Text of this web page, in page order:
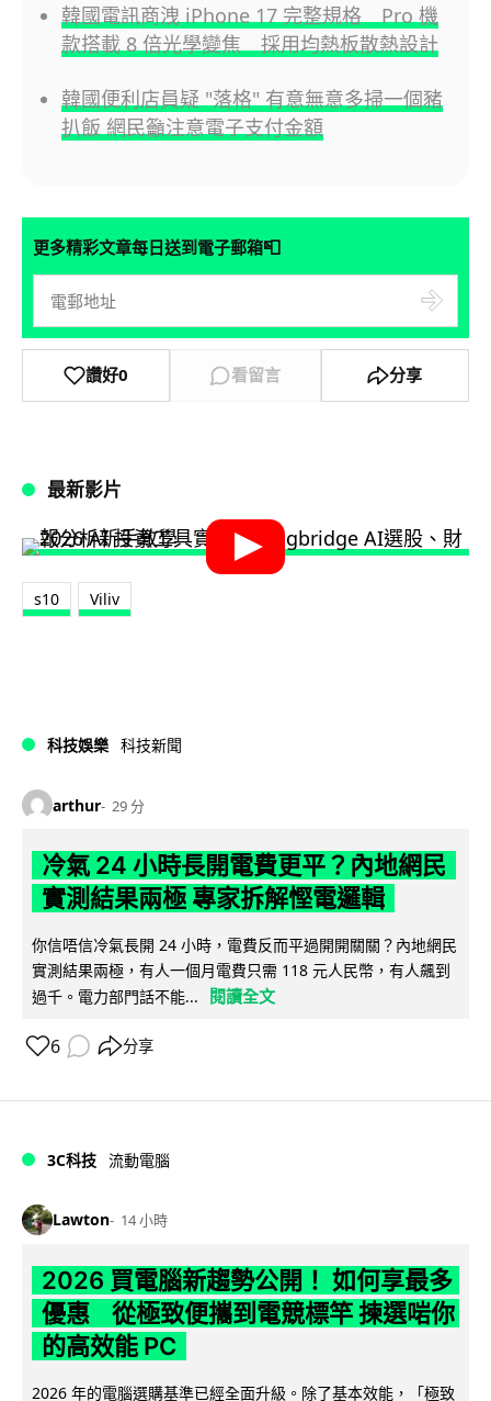
韓國電訊商洩 iPhone 17 完整規格 Pro 機
款搭載 8 倍光學變焦 採用均熱板散熱設計
韓國便利店員疑 "落格" 有意無意多掃一個豬
扒飯 網民籲注意電子支付金額
更多精彩文章每日送到電子郵箱📮
讚好0 看留言 分享
最新影片
s10 Viliv
科技娛樂 科技新聞
arthur 29 分
冷氣 24 小時長開電費更平？內地網民
實測結果兩極 專家拆解慳電邏輯
你信唔信冷氣長開 24 小時，電費反而平過開開關關？內地網民
實測結果兩極，有人一個月電費只需 118 元人民幣，有人飆到
過千。電力部門話不能...
閱讀全文
6 分享
3C科技 流動電腦
Lawton 14 小時
2026 買電腦新趨勢公開！ 如何享最多
優惠 從極致便攜到電競標竿 揀選啱你
的高效能 PC
2026 年的電腦選購基準已經全面升級。除了基本效能，「極致